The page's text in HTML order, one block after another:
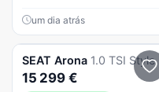
um dia atrás
SEAT Arona 1.0 TSI Style
15 299 €